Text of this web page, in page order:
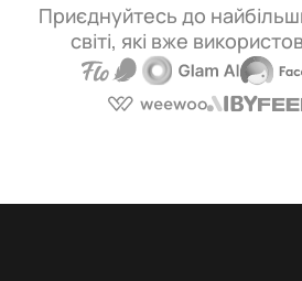
Приєднуйтесь до
світі, які вже